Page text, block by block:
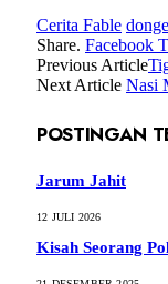
Cerita Fable
Share. Facebook
Previous Article
Next Article Nasi
POSTINGAN
Jarum Jahit
12 JULI 2026
Kisah Seorang